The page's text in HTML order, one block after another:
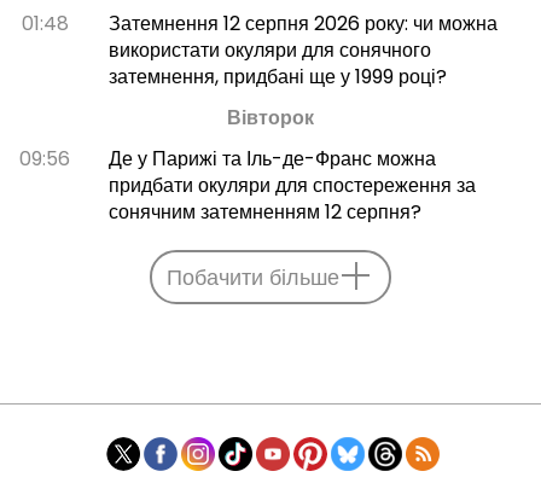
01:48
Затемнення 12 серпня 2026 року: чи можна
використати окуляри для сонячного
затемнення, придбані ще у 1999 році?
Вівторок
09:56
Де у Парижі та Іль-де-Франс можна
придбати окуляри для спостереження за
сонячним затемненням 12 серпня?
Побачити більше